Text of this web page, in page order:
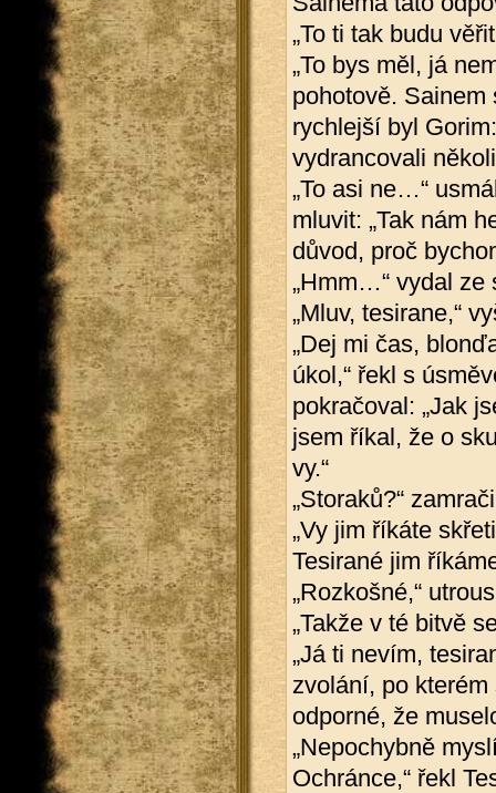
„To ti tak budu
„To bys měl, já
pohotově. Sainem
rychlejší byl
vydrancovali
„To asi ne…“
mluvit: „Tak nám
důvod, proč
„Hmm…“ vydal ze
„Mluv, tesirane,“
„Dej mi čas,
úkol,“ řekl s
pokračoval: „Jak
jsem říkal, že o
vy.“
„Storaků?“
„Vy jim říkáte
Tesirané jim
„Rozkošné,“
„Takže v té bitvě
„Já ti nevím,
zvolání, po
odporné, že
„Nepochybně
Ochránce,“ řekl